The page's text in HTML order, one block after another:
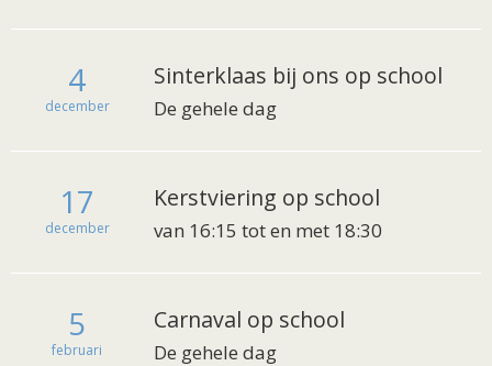
4
december
Sinterklaas bij ons op school
De gehele dag
17
december
Kerstviering op school
van 16:15 tot en met 18:30
5
februari
Carnaval op school
De gehele dag